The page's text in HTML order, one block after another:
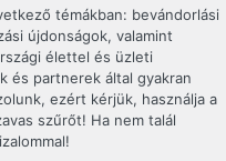
témákban: bevándorlási
újdonságok, valamint
élettel és üzleti
és partnerek által gyakran
ezért kérjük, használja a
szűrőt! Ha nem talál